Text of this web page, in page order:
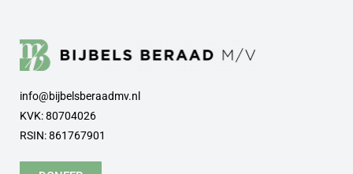
info@bijbelsberaadmv.nl
KVK: 80704026
RSIN: 861767901